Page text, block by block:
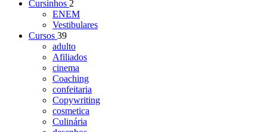
Cursinhos 2
ENEM
Vestibulares
Cursos 39
adulto
Afiliados
cinema
Coaching
confeitaria
Copywriting
cosmetica
Culinária